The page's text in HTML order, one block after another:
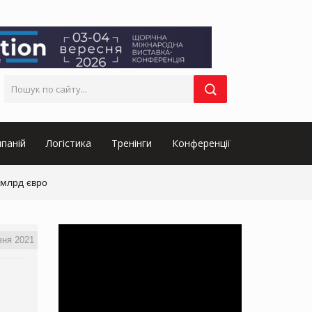
Логістика Тренінги Конференції
євро
2021